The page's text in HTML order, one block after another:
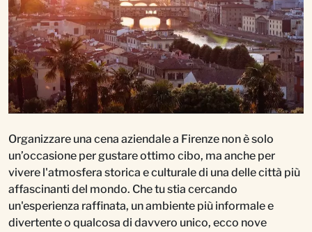
Organizzare una cena aziendale a Firenze non è solo
un’occasione per gustare ottimo cibo, ma anche per
vivere l'atmosfera storica e culturale di una delle città più
affascinanti del mondo. Che tu stia cercando
un'esperienza raffinata, un ambiente più informale e
divertente o qualcosa di davvero unico, ecco nove